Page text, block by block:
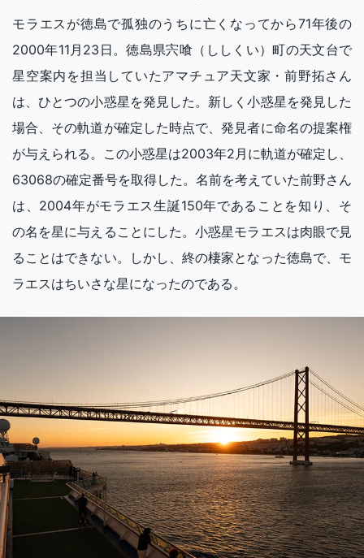
モラエスが徳島で孤独のうちに亡くなってから71年後の
2000年11月23日。徳島県宍喰（ししくい）町の天文台で
星空案内を担当していたアマチュア天文家・前野拓さん
は、ひとつの小惑星を発見した。新しく小惑星を発見した
場合、その軌道が確定した時点で、発見者に命名の提案権
が与えられる。この小惑星は2003年2月に軌道が確定し、
63068の確定番号を取得した。名前を考えていた前野さん
は、2004年がモラエス生誕150年であることを知り、そ
の名を星に与えることにした。小惑星モラエスは肉眼で見
ることはできない。しかし、終の棲家となった徳島で、モ
ラエスはちいさな星になったのである。